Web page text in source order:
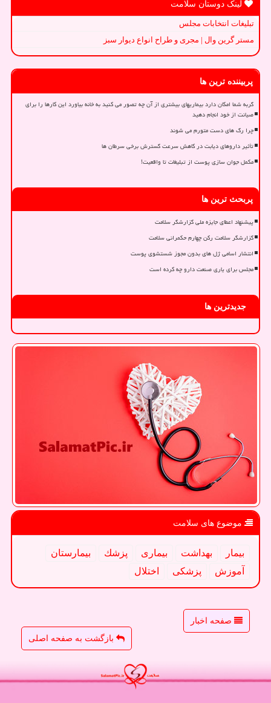
لینک دوستان سلامت
تبلیغات انتخابات مجلس
مستر گرین وال | مجری و طراح انواع دیوار سبز
پربیننده ترین ها
گربه شما امکان دارد بیماریهای بیشتری از آن چه تصور می کنید به خانه بیاورد این کارها را برای
صیانت از خود انجام دهید
چرا رگ های دست متورم می شوند
تأثیر داروهای دیابت در کاهش سرعت گسترش برخی سرطان ها
مکمل جوان سازی پوست از تبلیغات تا واقعیت!
پربحث ترین ها
پیشنهاد اعطای جایزه ملی گزارشگر سلامت
گزارشگر سلامت رکن چهارم حکمرانی سلامت
انتشار اسامی ژل های بدون مجوز شستشوی پوست
مجلس برای یاری صنعت دارو چه کرده است
جدیدترین ها
موضوع های سلامت
بیمار بهداشت بیماری پزشك
بیمارستان
آموزش
پزشكی اختلال
صفحه اخبار
بازگشت به صفحه اصلی